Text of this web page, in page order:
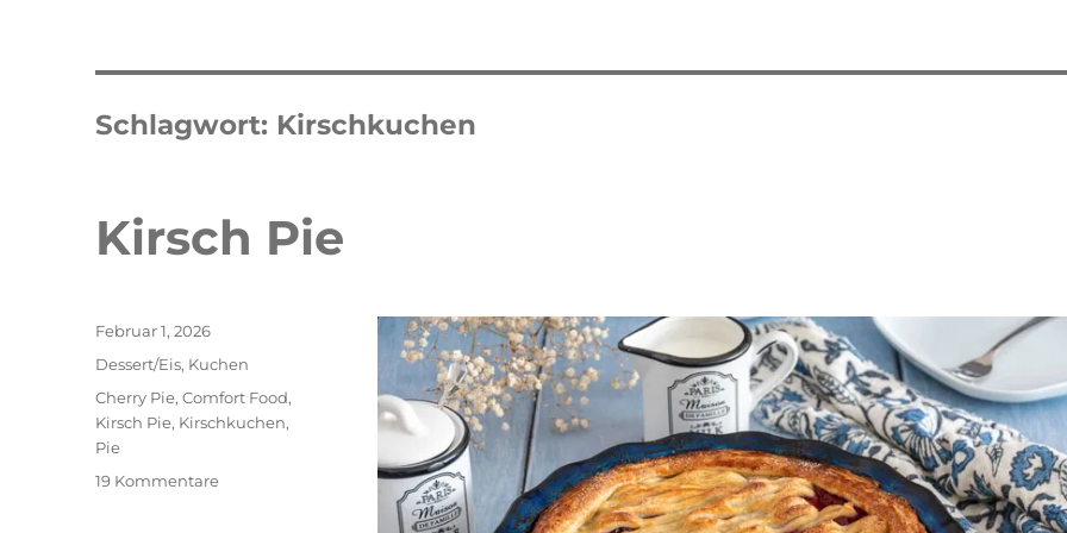
Schlagwort: Kirschkuchen
Kirsch Pie
Veröffentlicht
Februar 1, 2026
Kategorien
Dessert/Eis, Kuchen
Schlagwörter
Cherry Pie,Comfort Food,
Kirsch Pie, Kirschkuchen,
Pie
19 Kommentarezu